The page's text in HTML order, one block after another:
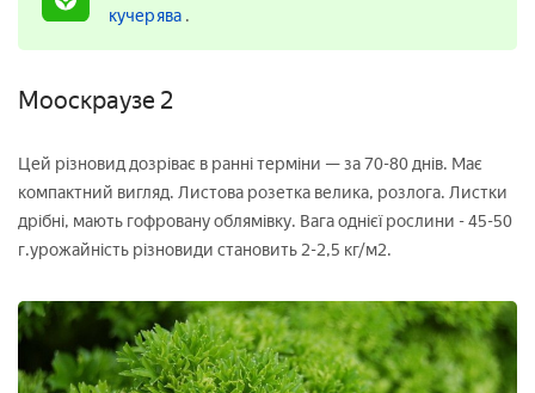
кучерява .
Мооскраузе 2
Цей різновид дозріває в ранні терміни — за 70-80 днів. Має
компактний вигляд. Листова розетка велика, розлога. Листки
дрібні, мають гофровану облямівку. Вага однієї рослини - 45-50
г.урожайність різновиди становить 2-2,5 кг/м2.